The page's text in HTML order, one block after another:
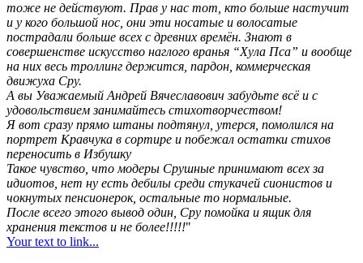
тоже не действуют. Прав у нас тот, кто больше настучит
и у кого большой нос, они эти носатые и волосатые
пострадали больше всех с древних времён. Знают в
совершенстве искусство наглого вранья “Хула Пса” и вообще
на них весь троллинг держится, пардон, коммерческая
движуха Сру.
А вы Уважаемый Андрей Вячеславович забудьте всё и с
удовольствием занимайтесь стихотворчеством!
Я вот сразу прямо штаны подтянул, утерся, помолился на
портрет Кравчука в сортире и побежал остатки стихов
переносить в Избушку
Такое чувство, что модеры Срушные принимают всех за
идиотов, нет ну есть дебилы среди стукачей сионистов и
чокнутых пенсионерок, остальные то нормальные.
После всего этого вывод один, Сру помойка и ящик для
хранения текстов и не более!!!!!"
Your text to link...